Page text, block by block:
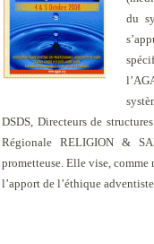
du
DSDS, Directeurs de
Régionale RELIGION &
prometteuse. Elle vise, comme
l’apport de l’éthique